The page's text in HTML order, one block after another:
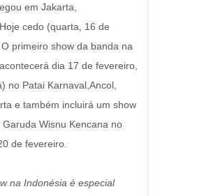
em Jakarta,
cedo (quarta, 16 de
primeiro show da banda na
dia 17 de fevereiro,
no Patai Karnaval,Ancol,
e também incluirá um show
Garuda Wisnu Kencana no
de fevereiro.
na Indonésia é especial